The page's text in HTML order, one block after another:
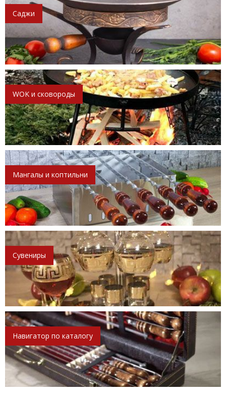
Саджи
WOK и сковороды
Мангалы и коптильни
Сувениры
Навигатор по каталогу